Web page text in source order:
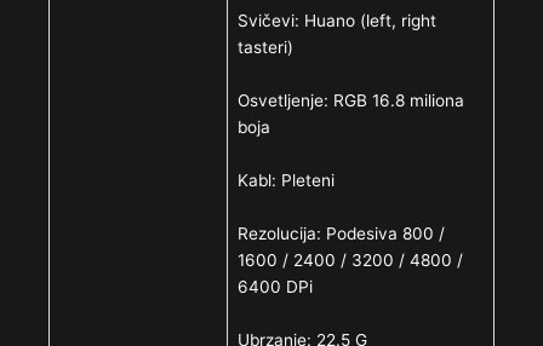
Svičevi: Huano (left, right
tasteri)
Osvetljenje: RGB 16.8 miliona
boja
Kabl: Pleteni
Rezolucija: Podesiva 800 /
1600 / 2400 / 3200 / 4800 /
6400 DPi
Ubrzanje: 22.5 G